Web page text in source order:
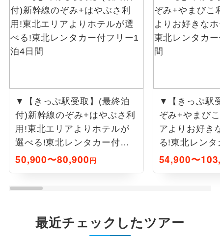
▼【きっぷ駅受取】(最終泊
付)新幹線のぞみ+はやぶさ利
用!東北エリアよりホテルが
選べる!東北レンタカー付フ
リー1泊4日間
50,900〜80,900円
▼【きっぷ駅
ぞみ+やまび
アよりお好き
る!東北レン
泊4日間
54,900〜
最近チェックしたツアー